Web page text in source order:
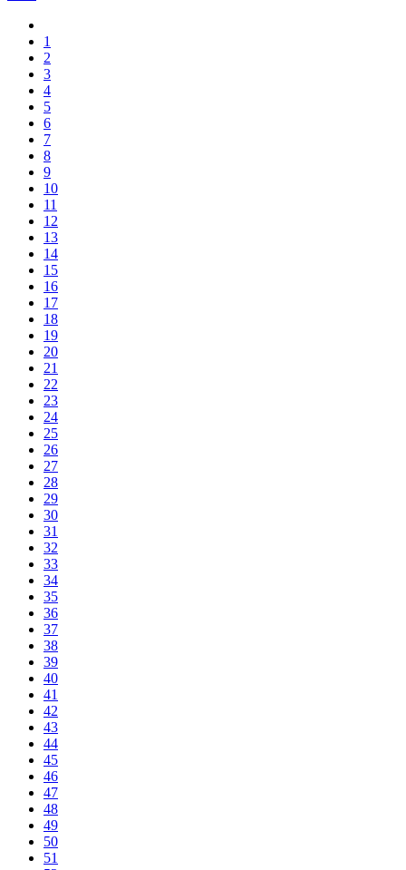
1
2
3
4
5
6
7
8
9
10
11
12
13
14
15
16
17
18
19
20
21
22
23
24
25
26
27
28
29
30
31
32
33
34
35
36
37
38
39
40
41
42
43
44
45
46
47
48
49
50
51